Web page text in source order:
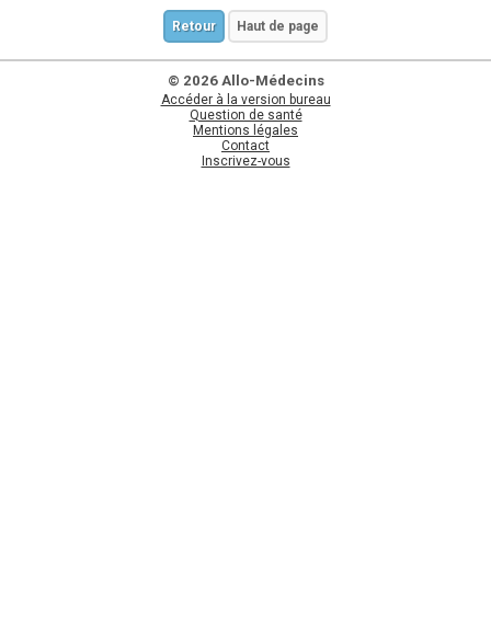
Retour Haut de page
© 2026 Allo-Médecins
Accéder à la version bureau
Question de santé
Mentions légales
Contact
Inscrivez-vous